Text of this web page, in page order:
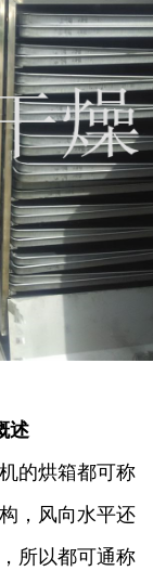
述
的烘箱都可称
，风向水平还
所以都可通称